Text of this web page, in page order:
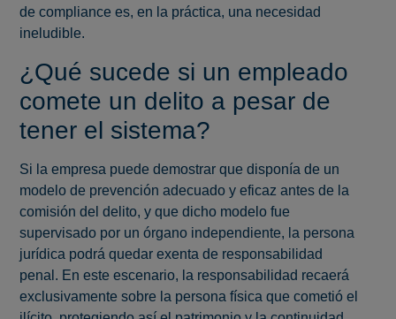
de compliance es, en la práctica, una necesidad
ineludible.
¿Qué sucede si un empleado
comete un delito a pesar de
tener el sistema?
Si la empresa puede demostrar que disponía de un
modelo de prevención adecuado y eficaz antes de la
comisión del delito, y que dicho modelo fue
supervisado por un órgano independiente, la persona
jurídica podrá quedar exenta de responsabilidad
penal. En este escenario, la responsabilidad recaerá
exclusivamente sobre la persona física que cometió el